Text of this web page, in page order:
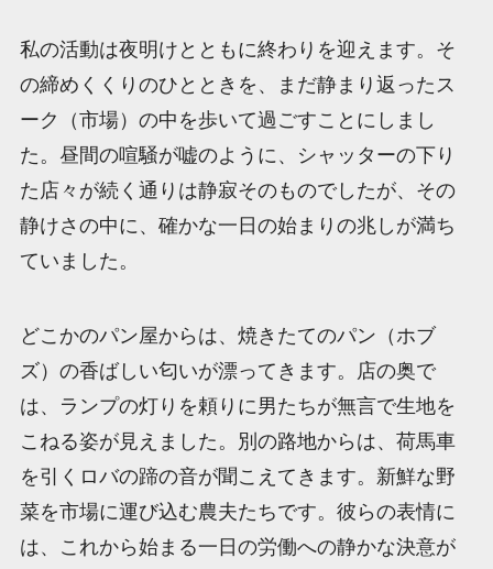
私の活動は夜明けとともに終わりを迎えます。そ
の締めくくりのひとときを、まだ静まり返ったス
ーク（市場）の中を歩いて過ごすことにしまし
た。昼間の喧騒が嘘のように、シャッターの下り
た店々が続く通りは静寂そのものでしたが、その
静けさの中に、確かな一日の始まりの兆しが満ち
ていました。
どこかのパン屋からは、焼きたてのパン（ホブ
ズ）の香ばしい匂いが漂ってきます。店の奥で
は、ランプの灯りを頼りに男たちが無言で生地を
こねる姿が見えました。別の路地からは、荷馬車
を引くロバの蹄の音が聞こえてきます。新鮮な野
菜を市場に運び込む農夫たちです。彼らの表情に
は、これから始まる一日の労働への静かな決意が